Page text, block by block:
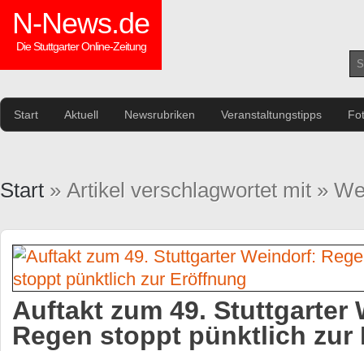
N-News.de
Die Stuttgarter Online-Zeitung
Start Aktuell Newsrubriken Veranstaltungstipps
Start » Artikel verschlagwortet mit »
Auftakt zum 49. Stuttgarter
Regen stoppt pünktlich zur